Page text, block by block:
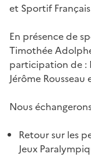
et Sportif
En présence de
Timothée
participation de :
Jérôme Rousseau
Nous
Retour sur les
Jeux